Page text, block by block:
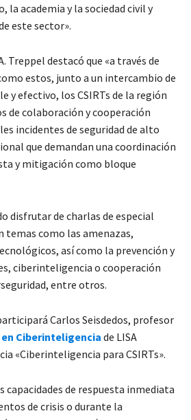
la academia y la sociedad civil y
este sector».
Treppel destacó que «a través de
estos, junto a un intercambio de
y efectivo, los CSIRTs de la región
de colaboración y cooperación
incidentes de seguridad de alto
que demandan una coordinación
y mitigación como bloque
disfrutar de charlas de especial
temas como las amenazas,
así como la prevención y
ciberinteligencia o cooperación
entre otros.
Carlos Seisdedos, profesor
Ciberinteligencia de LISA
«Ciberinteligencia para CSIRTs».
capacidades de respuesta inmediata
de crisis o durante la